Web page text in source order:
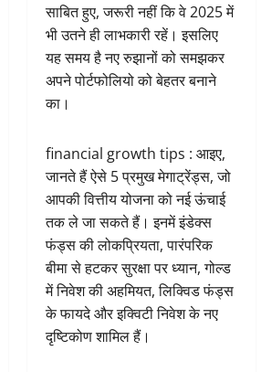
साबित हुए, जरूरी नहीं कि वे 2025 में
भी उतने ही लाभकारी रहें। इसलिए
यह समय है नए रुझानों को समझकर
अपने पोर्टफोलियो को बेहतर बनाने
का।
financial growth tips : आइए,
जानते हैं ऐसे 5 प्रमुख मेगाट्रेंड्स, जो
आपकी वित्तीय योजना को नई ऊंचाई
तक ले जा सकते हैं। इनमें इंडेक्स
फंड्स की लोकप्रियता, पारंपरिक
बीमा से हटकर सुरक्षा पर ध्यान, गोल्ड
में निवेश की अहमियत, लिक्विड फंड्स
के फायदे और इक्विटी निवेश के नए
दृष्टिकोण शामिल हैं।